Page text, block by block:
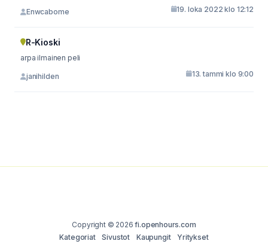
Enwcabome 19. loka 2022 klo 12:12
R-Kioski
arpa ilmainen peli
janihilden 13. tammi klo 9:00
Copyright © 2026fi.openhours.com
Kategoriat
Sivustot Kaupungit
Yritykset